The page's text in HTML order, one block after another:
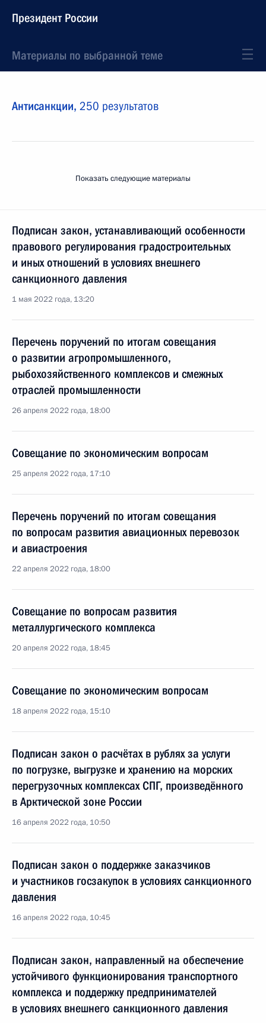
Президент России
Материалы по выбранной теме
Антисанкции, 250 результатов
Показать следующие материалы
Подписан закон, устанавливающий особенности
правового регулирования градостроительных
и иных отношений в условиях внешнего
санкционного давления
1 мая 2022 года, 13:20
Перечень поручений по итогам совещания
о развитии агропромышленного,
рыбохозяйственного комплексов и смежных
отраслей промышленности
26 апреля 2022 года, 18:00
Совещание по экономическим вопросам
25 апреля 2022 года, 17:10
Перечень поручений по итогам совещания
по вопросам развития авиационных перевозок
и авиастроения
22 апреля 2022 года, 18:00
Совещание по вопросам развития
металлургического комплекса
20 апреля 2022 года, 18:45
Совещание по экономическим вопросам
18 апреля 2022 года, 15:10
Подписан закон о расчётах в рублях за услуги
по погрузке, выгрузке и хранению на морских
перегрузочных комплексах СПГ, произведённого
в Арктической зоне России
16 апреля 2022 года, 10:50
Подписан закон о поддержке заказчиков
и участников госзакупок в условиях санкционного
давления
16 апреля 2022 года, 10:45
Подписан закон, направленный на обеспечение
устойчивого функционирования транспортного
комплекса и поддержку предпринимателей
в условиях внешнего санкционного давления